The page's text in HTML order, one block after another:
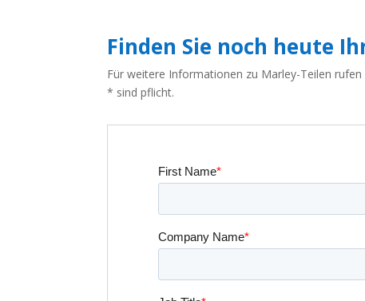
Finden Sie noch heute
Für weitere Informationen zu Marley-Teilen
* sind pflicht.